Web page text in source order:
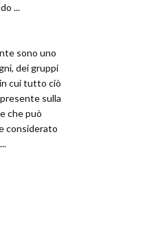
...
sono uno
dei gruppi
cui tutto ciò
sulla
che può
considerato